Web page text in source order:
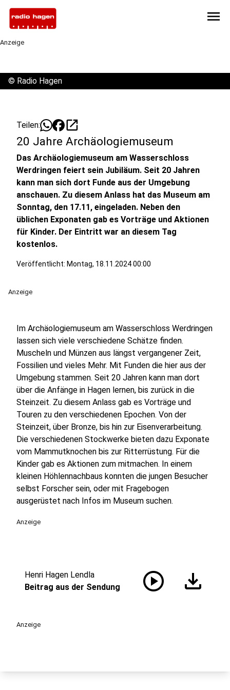
menu
Anzeige
© Radio Hagen
Teilen: open_in_new
20 Jahre Archäologiemuseum
Das Archäologiemuseum am Wasserschloss
Werdringen feiert sein Jubiläum. Seit 20 Jahren
kann man sich dort Funde aus der Umgebung
anschauen. Zu diesem Anlass hat das Museum am
Sonntag, den 17.11, eingeladen. Neben den
üblichen Exponaten gab es Vorträge und Aktionen
für Kinder. Der Eintritt war an diesem Tag
kostenlos.
Veröffentlicht: Montag, 18.11.2024 00:00
Anzeige
Im Archäologiemuseum am Wasserschloss Werdringen
lassen sich viele verschiedene Schätze finden.
Muscheln und Münzen aus längst vergangener Zeit,
Fossilien und vieles Mehr. Mit Funden die hier aus der
Umgebung stammen. Seit 20 Jahren kann man dort
über die Anfänge in Hagen lernen, bis zurück in die
Steinzeit. Zu diesem Anlass gab es Vorträge und
Touren zu den verschiedenen Epochen. Von der
Steinzeit, über Bronze, bis hin zur Eisenverarbeitung.
Die verschiedenen Stockwerke bieten dazu Exponate
vom Mammutknochen bis zur Ritterrüstung. Für die
Kinder gab es Aktionen zum mitmachen. In einem
kleinen Höhlennachbaus konnten die jungen Besucher
selbst Forscher sein, oder mit Fragebogen
ausgerüstet nach Infos im Museum suchen.
Anzeige
Henri Hagen Lendla
Beitrag aus der Sendung
play_circle download
Anzeige